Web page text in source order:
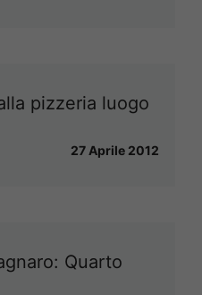
pizzeria luogo
27 Aprile 2012
Quarto